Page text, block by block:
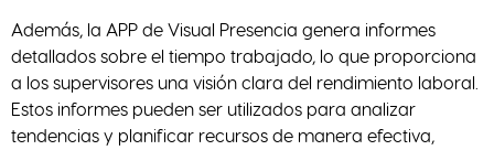
Además, la APP de Visual Presencia genera informes
detallados sobre el tiempo trabajado, lo que proporciona
a los supervisores una visión clara del rendimiento laboral.
Estos informes pueden ser utilizados para analizar
tendencias y planificar recursos de manera efectiva,